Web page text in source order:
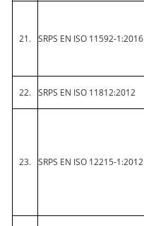
21. SRPS EN ISO 11592-1:2016
22. SRPS EN ISO 11812:2012
23. SRPS EN ISO 12215-1:2012